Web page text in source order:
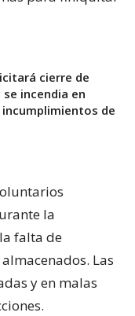
cierre de
incendia en
de
la
falta de
Las
y en malas